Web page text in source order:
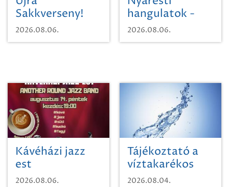
Sakkverseny!
2026.08.06.
hangulatok -
Mágnás Miska
2026.08.06.
Kávéházi jazz
est
2026.08.06.
Tájékoztató a
víztakarékos
vízhasználatról
2026.08.04.